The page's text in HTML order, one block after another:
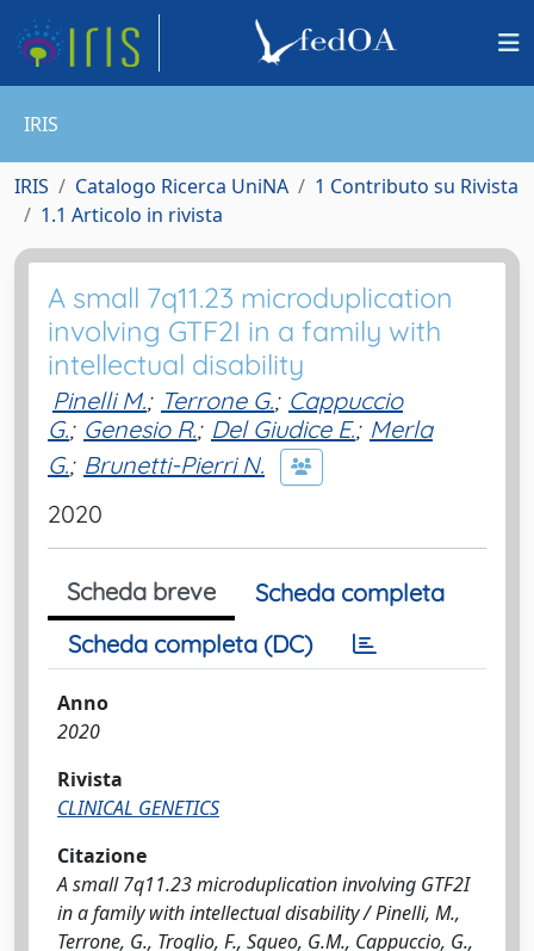
IRIS
IRIS Catalogo Ricerca UniNA
1 Contributo su Rivista
1.1 Articolo in rivista
A small 7q11.23 microduplication
involving GTF2I in a family with
intellectual disability
Pinelli M.; Terrone G.; Cappuccio
G.; Genesio R.; Del Giudice E.; Merla
G.; Brunetti-Pierri N.
2020
Scheda breve
Scheda completa
Scheda completa (DC)
Anno
2020
Rivista
CLINICAL GENETICS
Citazione
A small 7q11.23 microduplication involving GTF2I
in a family with intellectual disability / Pinelli, M.,
Terrone, G., Troglio, F., Squeo, G.M., Cappuccio, G.,